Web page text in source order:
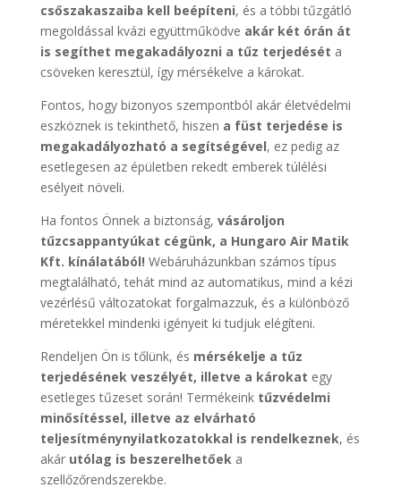
csőszakaszaiba kell beépíteni, és a többi tűzgátló
megoldással kvázi együttműködve akár két órán át
is segíthet megakadályozni a tűz terjedését a
csöveken keresztül, így mérsékelve a károkat.
Fontos, hogy bizonyos szempontból akár életvédelmi
eszköznek is tekinthető, hiszen a füst terjedése is
megakadályozható a segítségével, ez pedig az
esetlegesen az épületben rekedt emberek túlélési
esélyeit növeli.
Ha fontos Önnek a biztonság, vásároljon
tűzcsappantyúkat cégünk, a Hungaro Air Matik
Kft. kínálatából! Webáruházunkban számos típus
megtalálható, tehát mind az automatikus, mind a kézi
vezérlésű változatokat forgalmazzuk, és a különböző
méretekkel mindenki igényeit ki tudjuk elégíteni.
Rendeljen Ön is tőlünk, és mérsékelje a tűz
terjedésének veszélyét, illetve a károkat egy
esetleges tűzeset során! Termékeink tűzvédelmi
minősítéssel, illetve az elvárható
teljesítménynyilatkozatokkal is rendelkeznek, és
akár utólag is beszerelhetőek a
szellőzőrendszerekbe.